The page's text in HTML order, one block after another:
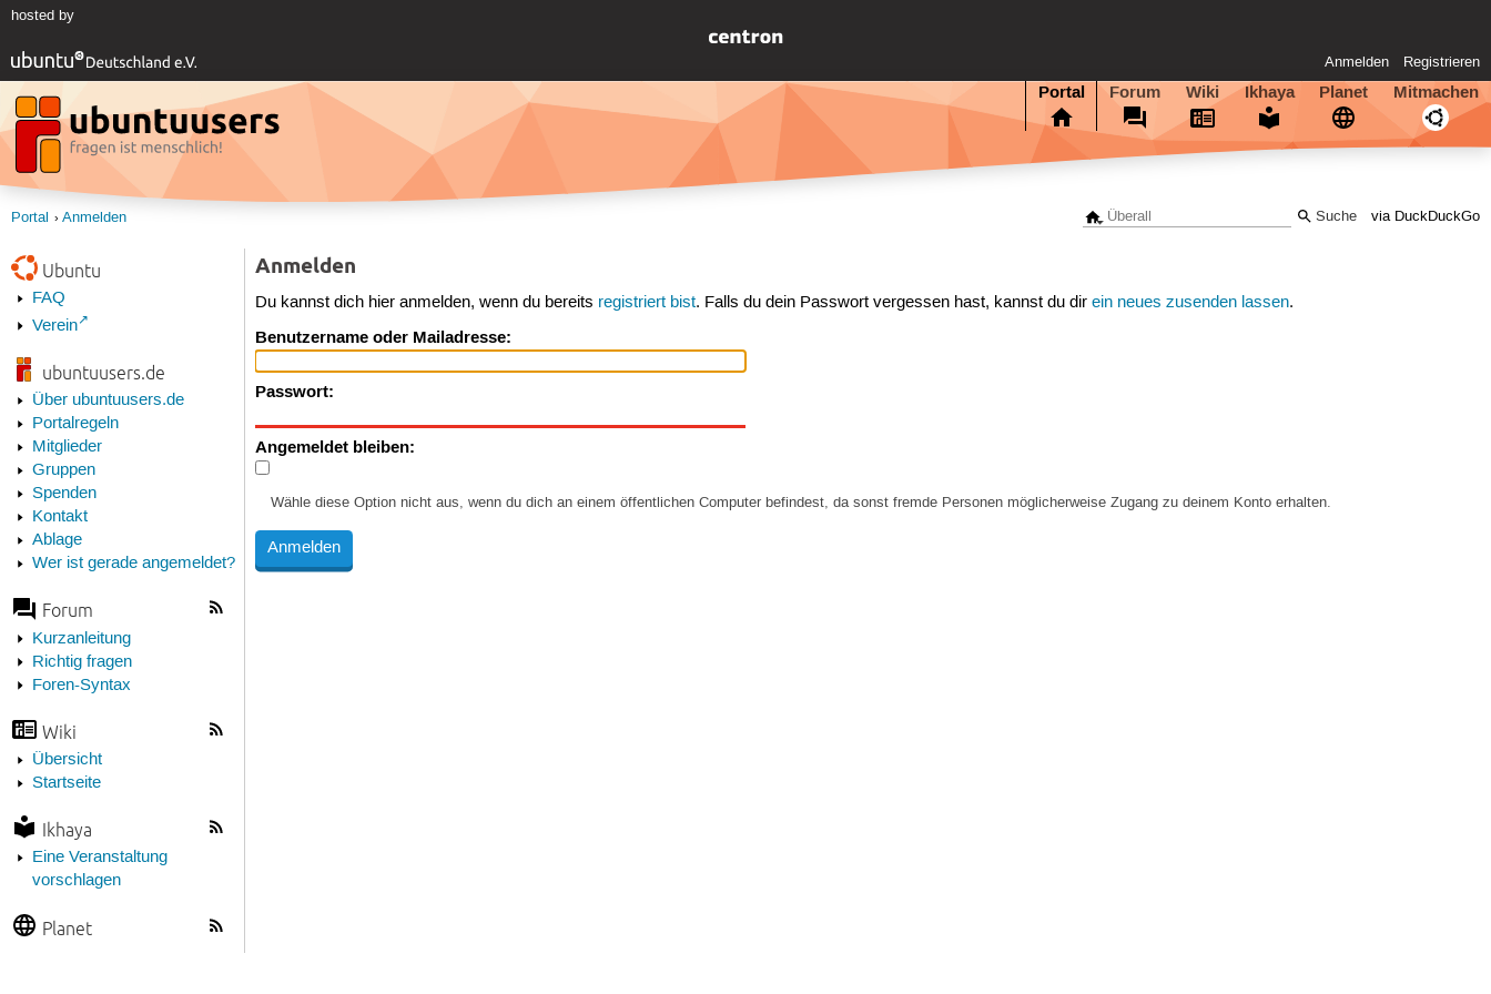
hosted by
Anmelden Registrieren
Portal Forum Wiki Ikhaya Planet Mitmachen
via DuckDuckGo
Portal Anmelden
Ubuntu
FAQ
Verein
ubuntuusers.de
Über ubuntuusers.de
Portalregeln
Mitglieder
Gruppen
Spenden
Kontakt
Ablage
Wer ist gerade angemeldet?
Forum
Kurzanleitung
Richtig fragen
Foren-Syntax
Wiki
Übersicht
Startseite
Ikhaya
Eine Veranstaltung
vorschlagen
Planet
Anmelden
Du kannst dich hier anmelden, wenn du bereits registriert bist. Falls du dein Passwort vergessen hast, kannst du direin neues zusenden lassen.
Benutzername oder Mailadresse:
Passwort:
Angemeldet bleiben:
Wähle diese Option nicht aus, wenn du dich an einem öffentlichen Computer befindest, da sonst fremde Personen möglicherweise Zugang zu deinem Konto erhalten.